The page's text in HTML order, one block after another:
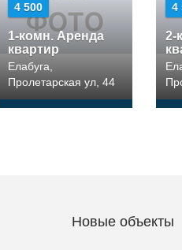
4 500
1-комн. Аренда
квартир
Елабуга,
Пролетарская ул, 44
4
2-
Новые объекты